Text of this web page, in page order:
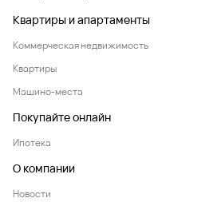
Квартиры и апартаменты
Коммерческая недвижимость
Квартиры
Машино-места
Покупайте онлайн
Ипотека
О компании
Новости